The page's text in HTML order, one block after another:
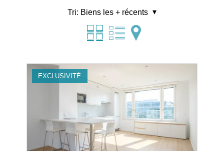
Tri: Biens les + récents
EXCLUSIVITÉ